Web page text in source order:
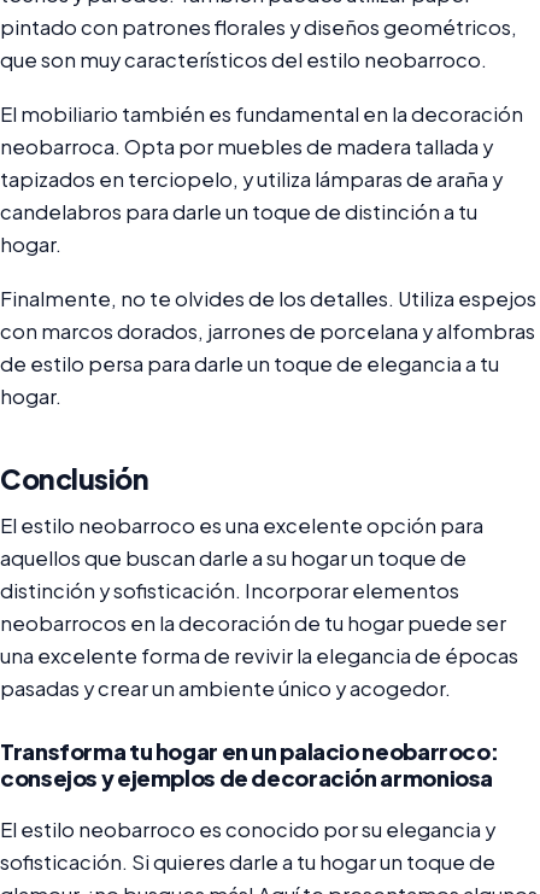
pintado con patrones florales y diseños geométricos,
que son muy característicos del estilo neobarroco.
El mobiliario también es fundamental en la decoración
neobarroca. Opta por muebles de madera tallada y
tapizados en terciopelo, y utiliza lámparas de araña y
candelabros para darle un toque de distinción a tu
hogar.
Finalmente, no te olvides de los detalles. Utiliza espejos
con marcos dorados, jarrones de porcelana y alfombras
de estilo persa para darle un toque de elegancia a tu
hogar.
Conclusión
El estilo neobarroco es una excelente opción para
aquellos que buscan darle a su hogar un toque de
distinción y sofisticación. Incorporar elementos
neobarrocos en la decoración de tu hogar puede ser
una excelente forma de revivir la elegancia de épocas
pasadas y crear un ambiente único y acogedor.
Transforma tu hogar en un palacio neobarroco:
consejos y ejemplos de decoración armoniosa
El estilo neobarroco es conocido por su elegancia y
sofisticación. Si quieres darle a tu hogar un toque de